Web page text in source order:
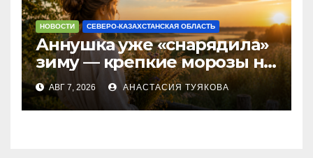
НОВОСТИ СЕВЕРО-КАЗАХСТАНСКАЯ ОБЛАСТЬ
Аннушка уже «снарядила»
зиму — крепкие морозы на
севере Казахстана
обещают народные
приметы
АВГ 7, 2026 АНАСТАСИЯ ТУЯКОВА